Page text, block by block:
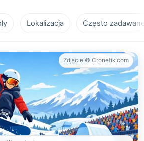
Lokalizacja Często
Zdjęcie © Cronetik.com